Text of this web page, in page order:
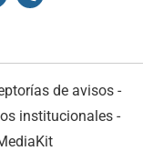
de avisos -
institucionales -